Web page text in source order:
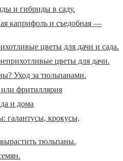
и гибриды в саду.
каприфоль и съедобная —
цветы для дачи и сада.
цветы для дачи.
Уход за тюльпанами.
фритиллярия
и дома
галантусы, крокусы,
тюльпаны.